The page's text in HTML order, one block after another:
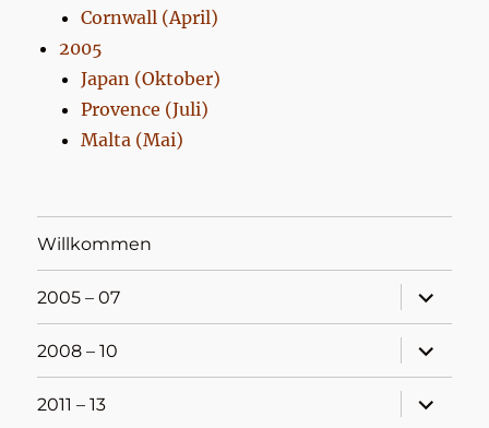
Cornwall (April)
2005
Japan (Oktober)
Provence (Juli)
Malta (Mai)
Willkommen
2005 – 07
öffnen
2008 – 10
öffnen
2011 – 13
öffnen